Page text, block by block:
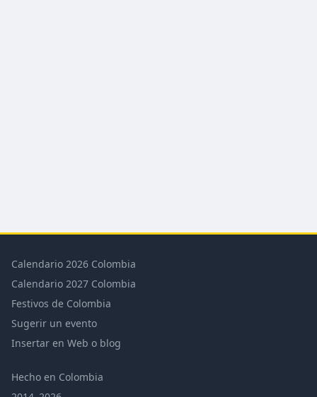
Calendario 2026 Colombia
Calendario 2027 Colombia
Festivos de Colombia
Sugerir un evento
Insertar en Web o blog
Hecho en Colombia